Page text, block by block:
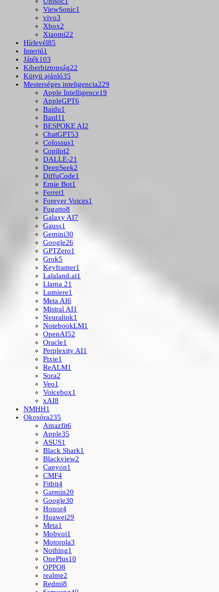
ViewSonic1
vivo3
Xbox2
Xiaomi22
Hírlevél85
Interjú1
Játék103
Kiberbiztonság22
Kütyü ajánló35
Mesterséges inteligencia229
Apple Intelligence19
AppleGPT6
Baidu1
Bard11
BESPOKE AI2
ChatGPT53
Colossus1
Copilot2
DALLE-21
DeepSeek2
DiffuCode1
Ernie Bot1
Ferret1
Forever Voices1
Fugatto8
Galaxy AI7
Gauss1
Gemini30
Google26
GPTZero1
Grok5
Keyframer1
Lalaland.ai1
Llama 21
Lumiere1
Meta AI6
Mistral AI1
Neuralink1
NotebookLM1
OpenAI52
Oracle1
Perplexity AI1
Pixie1
ReALM1
Sora2
Veo1
Voicebox1
xAI8
NMHH1
Okosóra235
Amazfit6
Apple35
ASUS1
Black Shark1
Blackview2
Canyon1
CMF4
Fitbit4
Garmin20
Google30
Honor4
Huawei29
Meta1
Mobvoi1
Motorola3
Nothing1
OnePlus10
OPPO8
realme2
Redmi8